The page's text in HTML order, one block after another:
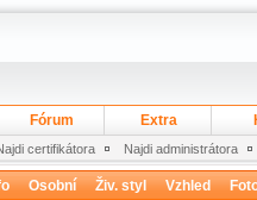
Fórum Extra
certifikátora Najdi administrátora
Osobní Živ. styl Vzhled